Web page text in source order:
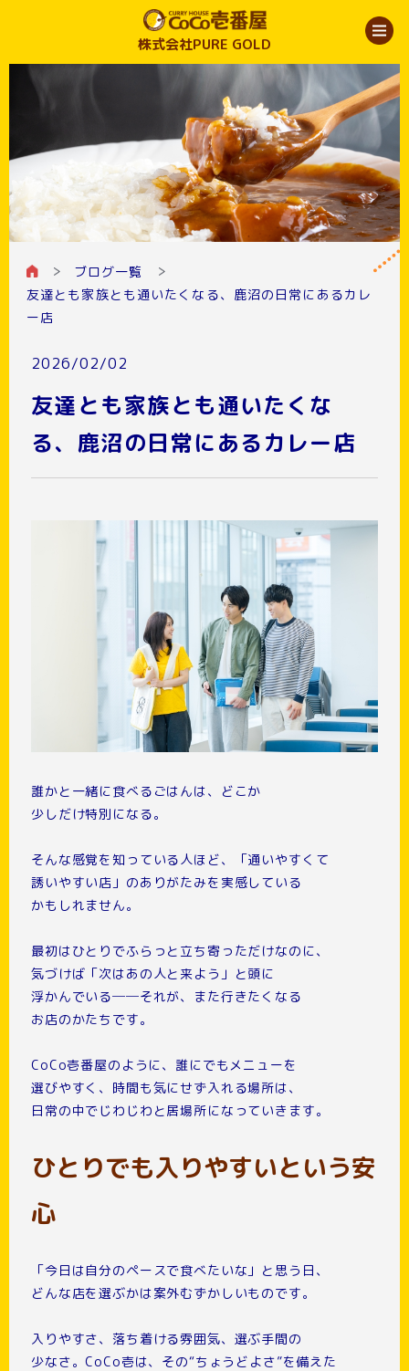
株式会社PURE GOLD
ブログ一覧
友達とも家族とも通いたくなる、鹿沼の日常にあるカレ
ー店
2026/02/02
友達とも家族とも通いたくな
る、鹿沼の日常にあるカレー店
誰かと一緒に食べるごはんは、どこか
少しだけ特別になる。
そんな感覚を知っている人ほど、「通いやすくて
誘いやすい店」のありがたみを実感している
かもしれません。
最初はひとりでふらっと立ち寄っただけなのに、
気づけば「次はあの人と来よう」と頭に
浮かんでいる──それが、また行きたくなる
お店のかたちです。
CoCo壱番屋のように、誰にでもメニューを
選びやすく、時間も気にせず入れる場所は、
日常の中でじわじわと居場所になっていきます。
ひとりでも入りやすいという安
心
「今日は自分のペースで食べたいな」と思う日、
どんな店を選ぶかは案外むずかしいものです。
入りやすさ、落ち着ける雰囲気、選ぶ手間の
少なさ。CoCo壱は、その“ちょうどよさ”を備えた